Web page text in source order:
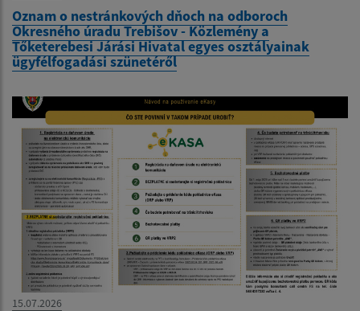
Oznam o nestránkových dňoch na odboroch
Okresného úradu Trebišov - Közlemény a
Tőketerebesi Járási Hivatal egyes osztályainak
ügyfélfogadási szünetéről
15.07.2026